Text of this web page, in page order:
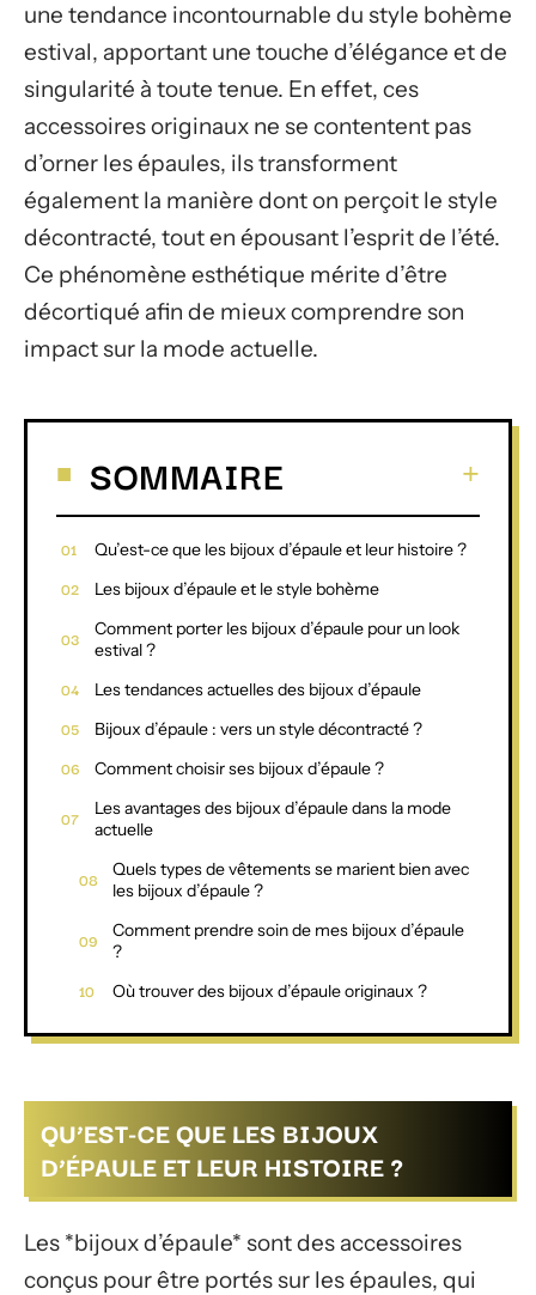
une tendance incontournable du style bohème
estival, apportant une touche d’élégance et de
singularité à toute tenue. En effet, ces
accessoires originaux ne se contentent pas
d’orner les épaules, ils transforment
également la manière dont on perçoit le style
décontracté, tout en épousant l’esprit de l’été.
Ce phénomène esthétique mérite d’être
décortiqué afin de mieux comprendre son
impact sur la mode actuelle.
SOMMAIRE
Qu’est-ce que les bijoux d’épaule et leur histoire ?
Les bijoux d’épaule et le style bohème
Comment porter les bijoux d’épaule pour un look
estival ?
Les tendances actuelles des bijoux d’épaule
Bijoux d’épaule : vers un style décontracté ?
Comment choisir ses bijoux d’épaule ?
Les avantages des bijoux d’épaule dans la mode
actuelle
Quels types de vêtements se marient bien avec
les bijoux d’épaule ?
Comment prendre soin de mes bijoux d’épaule
?
Où trouver des bijoux d’épaule originaux ?
QU’EST-CE QUE LES BIJOUX
D’ÉPAULE ET LEUR HISTOIRE ?
Les *bijoux d’épaule* sont des accessoires
conçus pour être portés sur les épaules, qui